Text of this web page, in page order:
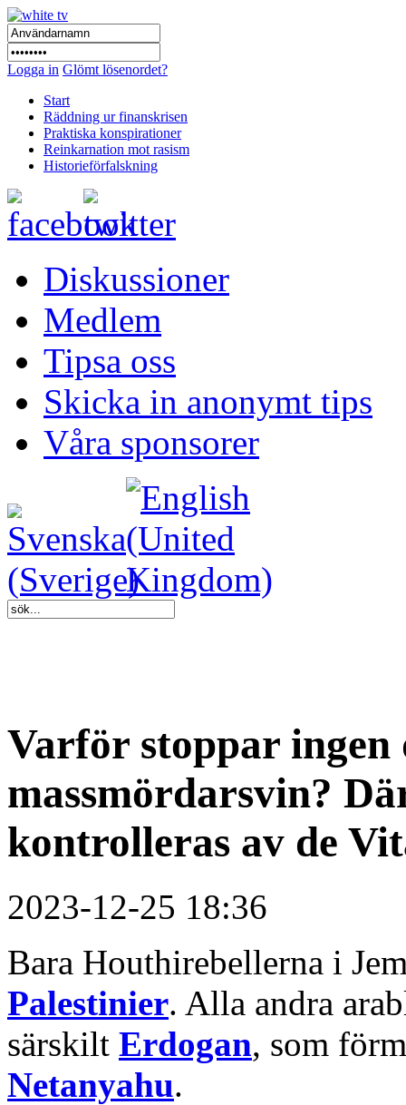
Logga in Glömt lösenordet?
Start
Räddning ur finanskrisen
Praktiska konspirationer
Reinkarnation mot rasism
Historieförfalskning
Diskussioner
Medlem
Tipsa oss
Skicka in anonymt tips
Våra sponsorer
Varför stoppar ingen
massmördarsvin?
kontrolleras av de
2023-12-25 18:36
Bara Houthirebellerna i
Palestinier. Alla andra
särskilt Erdogan, som
Netanyahu.